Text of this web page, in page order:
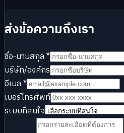
ส่งข้อความถึงเรา
ชื่อ-นามสกุล*
บริษัท/องค์กร
อีเมล*
เบอร์โทรศัพท์
ระบบที่สนใจ